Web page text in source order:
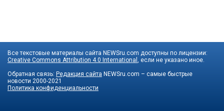
Все текстовые материалы сайта NEWSru.com доступны по лицензии:
Creative Commons Attribution 4.0 International , если не указано иное.
Обратная связь: Редакция сайта NEWSru.com – самые быстрые
новости 2000-2021
Политика конфиденциальности